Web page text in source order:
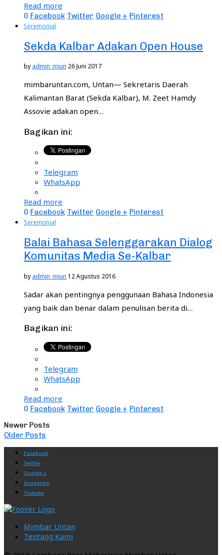
Read more
0 Facebook Twitter Google + Pinterest
Seremonial
Sekda Kalbar Adakan Open House
by admin_miun 26 Juni 2017
mimbaruntan.com, Untan— Sekretaris Daerah
Kalimantan Barat (Sekda Kalbar), M. Zeet Hamdy
Assovie adakan open…
Bagikan ini:
Telegram
WhatsApp
Read more
0 Facebook Twitter Google + Pinterest
Seremonial
Balai Bahasa Selenggarakan Dialog
Komunitas Media Se-Kalbar
by admin_miun 12 Agustus 2016
Sadar akan pentingnya penggunaan Bahasa Indonesia
yang baik dan benar dalam penulisan berita di…
Bagikan ini:
Telegram
WhatsApp
Read more
0 Facebook Twitter Google + Pinterest
Newer Posts
Older Posts
Facebook
Twitter
Google +
Instagram
Youtube
Mimbar Untan
Tentang Kami